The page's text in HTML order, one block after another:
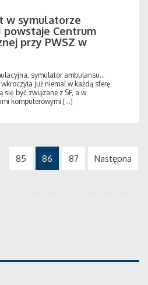
w symulatorze
powstaje Centrum
przy PWSZ w
symulator ambulansu…
już niemal w każdą sferę
się być związane z SF, a w
komputerowymi [...]
85 86 87 Następna